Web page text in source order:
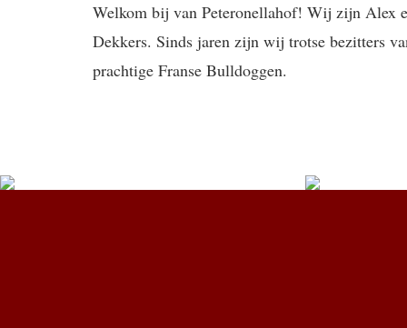
Welkom bij van Peteronellahof! Wij zijn Alex
Dekkers. Sinds jaren zijn wij trotse bezitters
prachtige Franse Bulldoggen.